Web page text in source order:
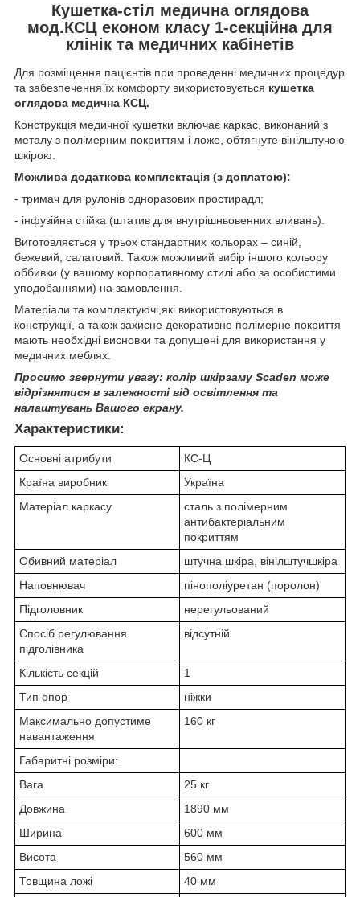
Кушетка-стіл медична оглядова
мод.КСЦ економ класу 1-секційна для
клінік та медичних кабінетів
Для розміщення пацієнтів при проведенні медичних процедур
та забезпечення їх комфорту використовується кушетка
оглядова медична КСЦ.
Конструкція медичної кушетки включає каркас, виконаний з
металу з полімерним покриттям і ложе, обтягнуте вінілштучою
шкірою.
Можлива додаткова комплектація (з доплатою):
- тримач для рулонів одноразових простирадл;
- інфузійна стійка (штатив для внутрішньовенних вливань).
Виготовляється у трьох стандартних кольорах – синій,
бежевий, салатовий. Також можливий вибір іншого кольору
оббивки (у вашому корпоративному стилі або за особистими
уподобаннями) на замовлення.
Матеріали та комплектуючі,які використовуються в
конструкції, а також захисне декоративне полімерне покриття
мають необхідні висновки та допущені для використання у
медичних меблях.
Просимо звернути увагу: колір шкірзаму Scaden може
відрізнятися в залежності від освітлення та
налаштувань Вашого екрану.
Характеристики:
Основні атрибути
КС-Ц
Країна виробник
Україна
Матеріал каркасу
сталь з полімерним
антибактеріальним
покриттям
Обивний матеріал
штучна шкіра, вінілштучшкіра
Наповнювач
пінополіуретан (поролон)
Підголовник
нерегульований
Спосіб регулювання
підголівника
відсутній
Кількість секцій
1
Тип опор
ніжки
Максимально допустиме
навантаження
160 кг
Габаритні розміри:
Вага
25 кг
Довжина
1890 мм
Ширина
600 мм
Висота
560 мм
Товщина ложі
40 мм